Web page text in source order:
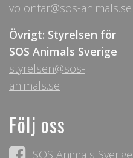
volontar@sos-animals.se
Övrigt: Styrelsen för
SOS Animals Sverige
styrelsen@sos-
animals.se
Följ oss
SOS Animals Sverige